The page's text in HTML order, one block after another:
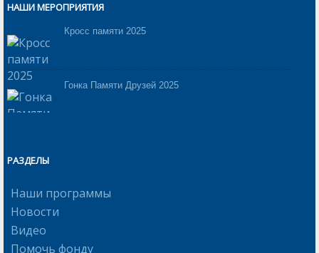
НАШИ МЕРОПРИЯТИЯ
Кросс памяти 2025
Гонка Памяти Друзей 2025
РАЗДЕЛЫ
Наши программы
Новости
Видео
Помочь фонду